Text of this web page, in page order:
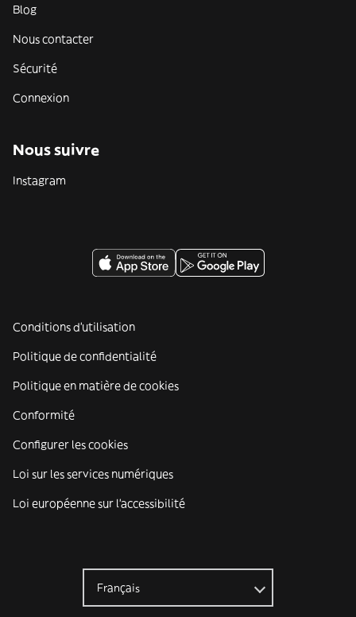
Blog
Nous contacter
Sécurité
Connexion
Nous suivre
Instagram
Conditions d'utilisation
Politique de confidentialité
Politique en matière de cookies
Conformité
Configurer les cookies
Loi sur les services numériques
Loi européenne sur l’accessibilité